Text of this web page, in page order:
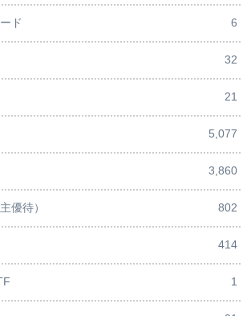
ド 6
32
21
5,077
3,860
優待） 802
414
1